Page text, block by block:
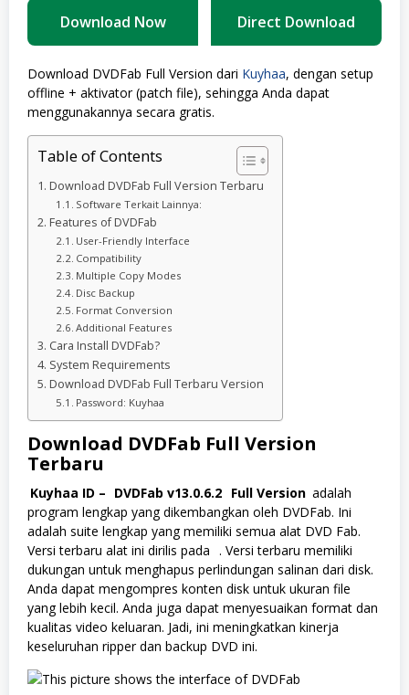
Download Now Direct Download
Download DVDFab Full Version dari Kuyhaa, dengan setup
offline + aktivator (patch file), sehingga Anda dapat
menggunakannya secara gratis.
Table of Contents
Download DVDFab Full Version Terbaru
Software Terkait Lainnya:
Features of DVDFab
User-Friendly Interface
Compatibility
Multiple Copy Modes
Disc Backup
Format Conversion
Additional Features
Cara Install DVDFab?
System Requirements
Download DVDFab Full Terbaru Version
Password: Kuyhaa
Download DVDFab Full Version
Terbaru
Kuyhaa ID – DVDFab v13.0.6.2 Full Version adalah
program lengkap yang dikembangkan oleh DVDFab. Ini
adalah suite lengkap yang memiliki semua alat DVD Fab.
Versi terbaru alat ini dirilis pada
. Versi terbaru memiliki
dukungan untuk menghapus perlindungan salinan dari disk.
Anda dapat mengompres konten disk untuk ukuran file
yang lebih kecil. Anda juga dapat menyesuaikan format dan
kualitas video keluaran. Jadi, ini meningkatkan kinerja
keseluruhan ripper dan backup DVD ini.